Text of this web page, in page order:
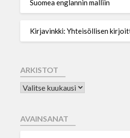
Suomea englannin malliin
Kirjavinkki: Yhteisöllisen
ARKISTOT
AVAINSANAT